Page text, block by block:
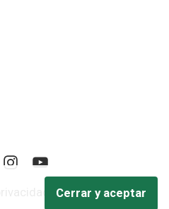
InstagramYouTube